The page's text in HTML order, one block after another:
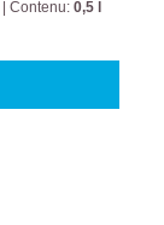
Contenu: 0,5 l